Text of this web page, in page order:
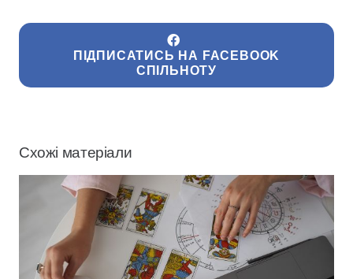
ПІДПИСАТИСЬ НА FACEBOOK
СПІЛЬНОТУ
Схожі матеріали